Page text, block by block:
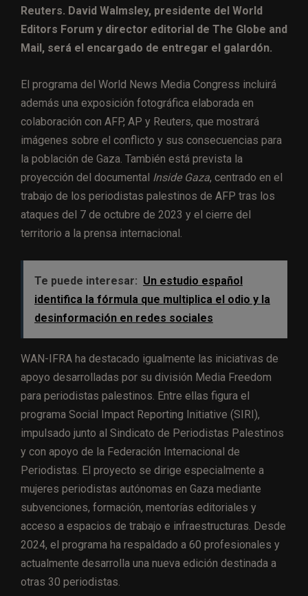
Reuters. David Walmsley, presidente del World
Editors Forum y director editorial de The Globe and
Mail, será el encargado de entregar el galardón.
El programa del World News Media Congress incluirá
además una exposición fotográfica elaborada en
colaboración con AFP, AP y Reuters, que mostrará
imágenes sobre el conflicto y sus consecuencias para
la población de Gaza. También está prevista la
proyección del documental Inside Gaza, centrado en el
trabajo de los periodistas palestinos de AFP tras los
ataques del 7 de octubre de 2023 y el cierre del
territorio a la prensa internacional.
Te puede interesar: Un estudio español
identifica la fórmula que multiplica el odio y la
desinformación en redes sociales
WAN-IFRA ha destacado igualmente las iniciativas de
apoyo desarrolladas por su división Media Freedom
para periodistas palestinos. Entre ellas figura el
programa Social Impact Reporting Initiative (SIRI),
impulsado junto al Sindicato de Periodistas Palestinos
y con apoyo de la Federación Internacional de
Periodistas. El proyecto se dirige especialmente a
mujeres periodistas autónomas en Gaza mediante
subvenciones, formación, mentorías editoriales y
acceso a espacios de trabajo e infraestructuras. Desde
2024, el programa ha respaldado a 60 profesionales y
actualmente desarrolla una nueva edición destinada a
otras 30 periodistas.